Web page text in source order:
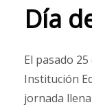
Día
El pasado
Institución
jornada